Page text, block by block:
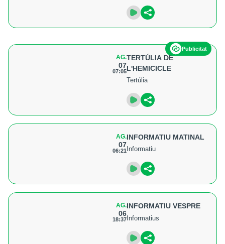
Publicitat
AG.
07
07:05
TERTÚLIA DE
L'HEMICICLE
Tertúlia
AG.
07
06:21
INFORMATIU MATINAL
Informatiu
AG.
06
18:37
INFORMATIU VESPRE
Informatius